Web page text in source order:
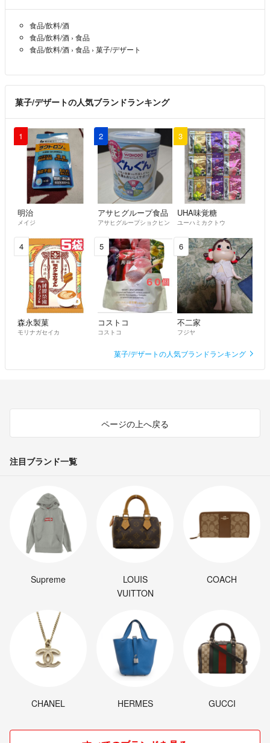
食品/飲料/酒
食品/飲料/酒 › 食品
食品/飲料/酒 › 食品 › 菓子/デザート
菓子/デザートの人気ブランドランキング
1
明治
メイジ
2
アサヒグループ食品
アサヒグループショクヒン
3
UHA味覚糖
ユーハミカクトウ
4
森永製菓
モリナガセイカ
5
コストコ
コストコ
6
不二家
フジヤ
菓子/デザートの人気ブランドランキング
ページの上へ戻る
注目ブランド一覧
Supreme
LOUIS
VUITTON
COACH
CHANEL HERMES GUCCI